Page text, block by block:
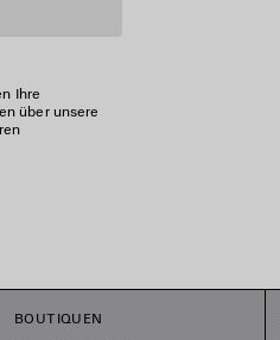
Ihre
über unsere
BOUTIQUEN